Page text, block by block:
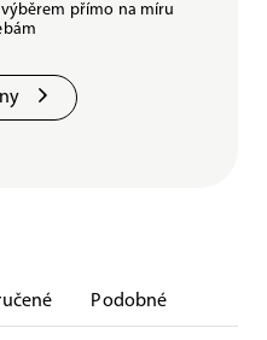
přímo na míru
Podobné